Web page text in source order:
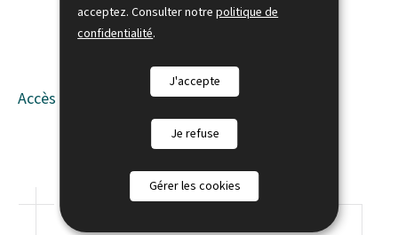
acceptez. Consulter notrepolitique de
confidentialité.
J'accepte
Je refuse
Gérer les cookies
Accès à la PHOTOTHEQUE
Pour en savoir plus